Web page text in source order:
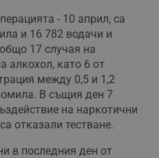
- 10 април, са
и 16 782 водачи и
17 случая на
алкохол, като 6 от
между 0,5 и 1,2
В същия ден 7
на наркотични
отказали тестване.
в последния ден от